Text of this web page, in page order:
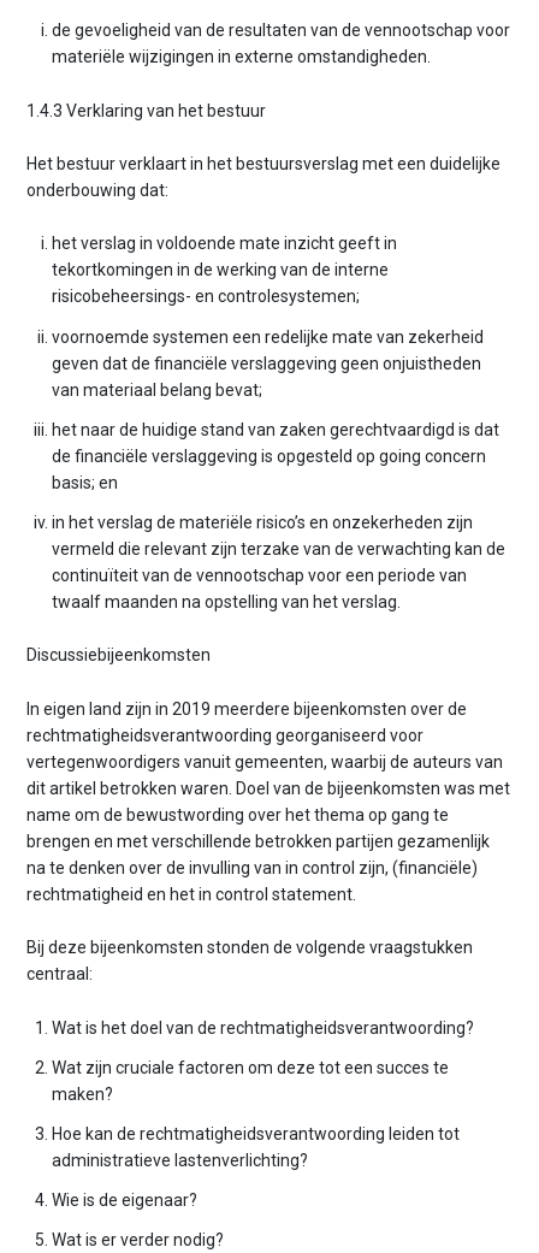
de gevoeligheid van de resultaten van de vennootschap voor
materiële wijzigingen in externe omstandigheden.
1.4.3 Verklaring van het bestuur
Het bestuur verklaart in het bestuursverslag met een duidelijke
onderbouwing dat:
het verslag in voldoende mate inzicht geeft in
tekortkomingen in de werking van de interne
risicobeheersings- en controlesystemen;
voornoemde systemen een redelijke mate van zekerheid
geven dat de financiële verslaggeving geen onjuistheden
van materiaal belang bevat;
het naar de huidige stand van zaken gerechtvaardigd is dat
de financiële verslaggeving is opgesteld op going concern
basis; en
in het verslag de materiële risico’s en onzekerheden zijn
vermeld die relevant zijn terzake van de verwachting kan de
continuïteit van de vennootschap voor een periode van
twaalf maanden na opstelling van het verslag.
Discussiebijeenkomsten
In eigen land zijn in 2019 meerdere bijeenkomsten over de
rechtmatigheidsverantwoording georganiseerd voor
vertegenwoordigers vanuit gemeenten, waarbij de auteurs van
dit artikel betrokken waren. Doel van de bijeenkomsten was met
name om de bewustwording over het thema op gang te
brengen en met verschillende betrokken partijen gezamenlijk
na te denken over de invulling van in control zijn, (financiële)
rechtmatigheid en het in control statement.
Bij deze bijeenkomsten stonden de volgende vraagstukken
centraal:
Wat is het doel van de rechtmatigheidsverantwoording?
Wat zijn cruciale factoren om deze tot een succes te
maken?
Hoe kan de rechtmatigheidsverantwoording leiden tot
administratieve lastenverlichting?
Wie is de eigenaar?
Wat is er verder nodig?